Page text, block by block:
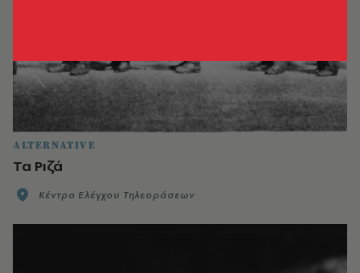
ALTERNATIVE
Τα Ριζά
Κέντρο Ελέγχου Τηλεοράσεων